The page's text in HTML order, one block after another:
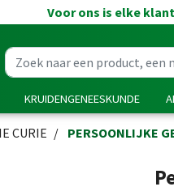
Voor ons is elke
KRUIDENGENEESKUNDE
CURIE PERSOONLIJKE